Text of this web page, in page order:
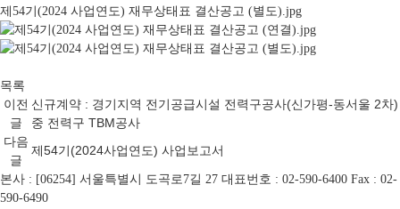
제54기(2024 사업연도) 재무상태표 결산공고 (별도).jpg
목록
이전
글
신규계약 : 경기지역 전기공급시설 전력구공사(신가평-동서울 2차)
중 전력구 TBM공사
다음
글
제54기(2024사업연도) 사업보고서
본사 : [06254] 서울특별시 도곡로7길 27 대표번호 : 02-590-6400 Fax : 02-
590-6490